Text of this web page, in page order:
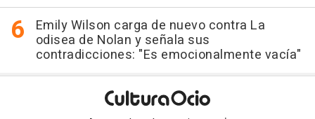
Emily Wilson carga de nuevo contra La
odisea de Nolan y señala sus
contradicciones: "Es emocionalmente vacía"